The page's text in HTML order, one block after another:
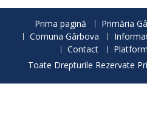
Prima pagină Primăria
Comuna Gârbova
Contact
Toate Drepturile Rezervate